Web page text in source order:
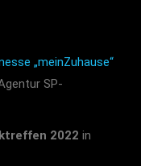
„meinZuhause“
SP-
2022 in